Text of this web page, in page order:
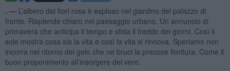
. — L’albero dai fiori rosa è esploso nel giardino del palazzo di
fronte. Risplende chiaro nel paesaggio urbano. Un annuncio di
primavera che anticipa il tempo e sfida il freddo dei giorni. Così il
sole mostra cosa sia la vita e così la vita si rinnova. Speriamo non
incorra nel ritorno del gelo che ne bruci la precoce fioritura. Come il
buon proponimento all’insorgere del vero.